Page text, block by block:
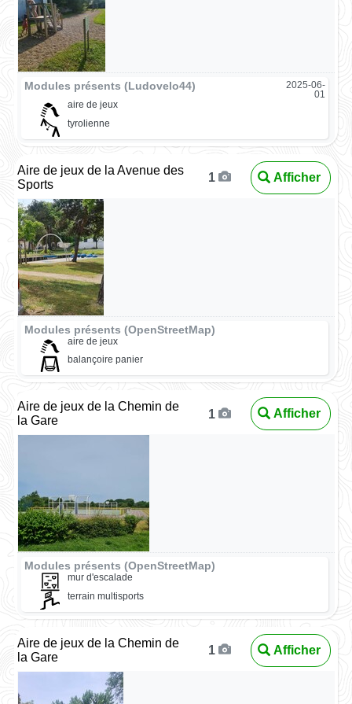
Modules présents (Ludovelo44)
2025-06-
01
aire de jeux
tyrolienne
Aire de jeux de la Avenue des
Sports
1 Afficher
Modules présents (OpenStreetMap)
aire de jeux
balançoire panier
Aire de jeux de la Chemin de
la Gare
1 Afficher
Modules présents (OpenStreetMap)
mur d'escalade
terrain multisports
Aire de jeux de la Chemin de
la Gare
1 Afficher